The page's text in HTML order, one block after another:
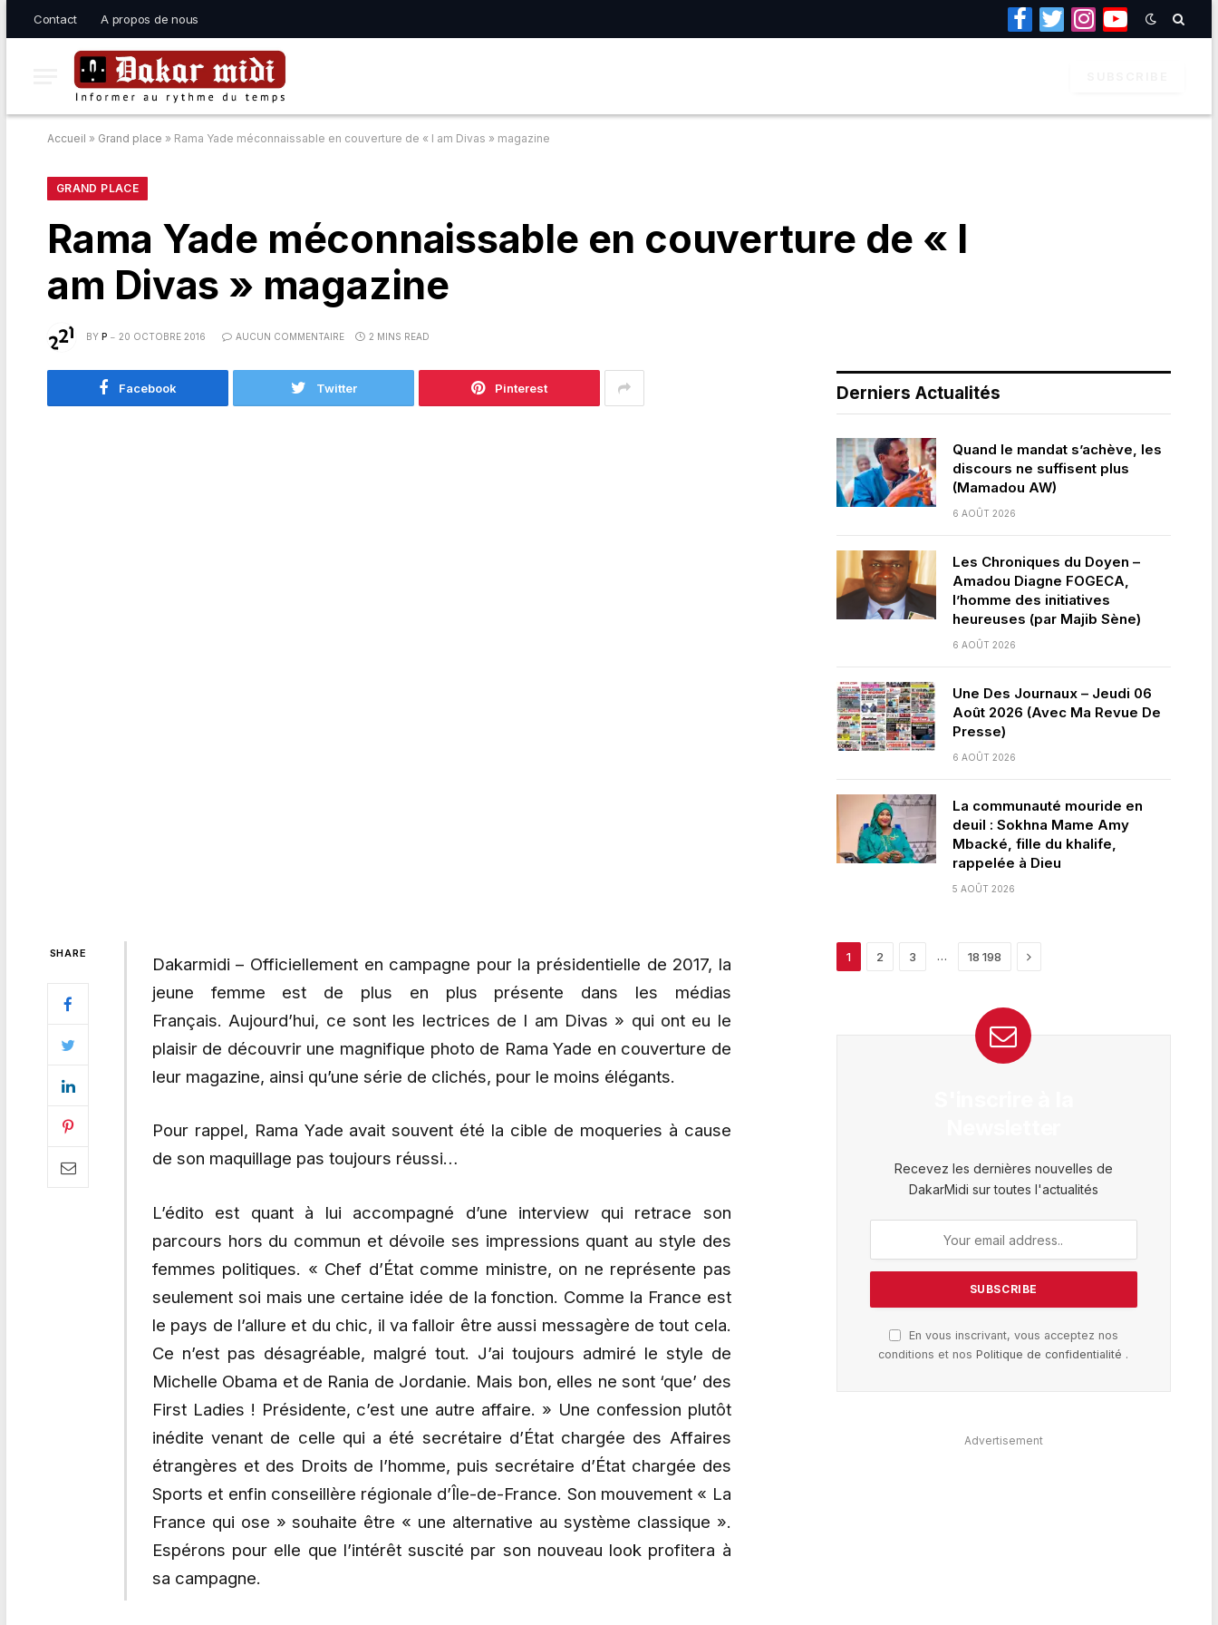
Contact A propos de nous
Facebook
TwitterInstagramYouTube
Accueil » Grand place » Rama Yade méconnaissable en couverture de « I am Divas » magazine
GRAND PLACE
Rama Yade méconnaissable en couverture de « I
am Divas » magazine
BY P 20 OCTOBRE 2016 AUCUN COMMENTAIRE 2 MINS READ
Facebook Twitter Pinterest
SHARE
Dakarmidi – Officiellement en campagne pour la présidentielle de 2017, la
jeune femme est de plus en plus présente dans les médias
Français. Aujourd’hui, ce sont les lectrices de I am Divas » qui ont eu le
plaisir de découvrir une magnifique photo de Rama Yade en couverture de
leur magazine, ainsi qu’une série de clichés, pour le moins élégants.
Pour rappel, Rama Yade avait souvent été la cible de moqueries à cause
de son maquillage pas toujours réussi…
L’édito est quant à lui accompagné d’une interview qui retrace son
parcours hors du commun et dévoile ses impressions quant au style des
femmes politiques. « Chef d’État comme ministre, on ne représente pas
seulement soi mais une certaine idée de la fonction. Comme la France est
le pays de l’allure et du chic, il va falloir être aussi messagère de tout cela.
Ce n’est pas désagréable, malgré tout. J’ai toujours admiré le style de
Michelle Obama et de Rania de Jordanie. Mais bon, elles ne sont ‘que’ des
First Ladies ! Présidente, c’est une autre affaire. » Une confession plutôt
inédite venant de celle qui a été secrétaire d’État chargée des Affaires
étrangères et des Droits de l’homme, puis secrétaire d’État chargée des
Sports et enfin conseillère régionale d’Île-de-France. Son mouvement « La
France qui ose » souhaite être « une alternative au système classique ».
Espérons pour elle que l’intérêt suscité par son nouveau look profitera à
sa campagne.
Derniers Actualités
Quand le mandat s’achève, les
discours ne suffisent plus
(Mamadou AW)
6 AOÛT 2026
Les Chroniques du Doyen –
Amadou Diagne FOGECA,
l’homme des initiatives
heureuses (par Majib Sène)
6 AOÛT 2026
Une Des Journaux – Jeudi 06
Août 2026 (Avec Ma Revue De
Presse)
6 AOÛT 2026
La communauté mouride en
deuil : Sokhna Mame Amy
Mbacké, fille du khalife,
rappelée à Dieu
5 AOÛT 2026
1 2 3 … 18 198 Next
Recevez les dernières nouvelles de
DakarMidi sur toutes l'actualités
En vous inscrivant, vous acceptez nos
conditions et nosPolitique de confidentialité .
Advertisement